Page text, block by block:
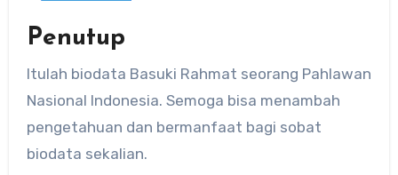
Penutup
Itulah biodata Basuki Rahmat seorang Pahlawan
Nasional Indonesia. Semoga bisa menambah
pengetahuan dan bermanfaat bagi sobat
biodata sekalian.